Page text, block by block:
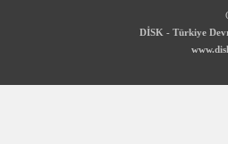
DİSK - Türkiye